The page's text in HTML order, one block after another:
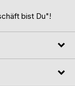
bist Du"!